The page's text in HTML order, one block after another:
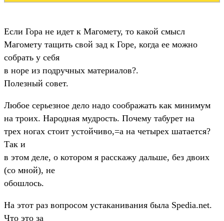
Если Гора не идет к Магомету, то какой смысл
Магомету тащить свой зад к Горе, когда ее можно
собрать у себя
в норе из подручных материалов?.
Полезный совет.
Любое серьезное дело надо соображать как минимум
на троих. Народная мудрость. Почему табурет на
трех ногах стоит устойчиво,=а на четырех шатается?
Так и
в этом деле, о котором я расскажу дальше, без двоих
(со мной), не
обошлось.
На этот раз вопросом устаканивания была Spedia.net.
Что это за